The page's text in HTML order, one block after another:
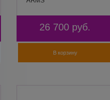
26 700 руб.
В корзину